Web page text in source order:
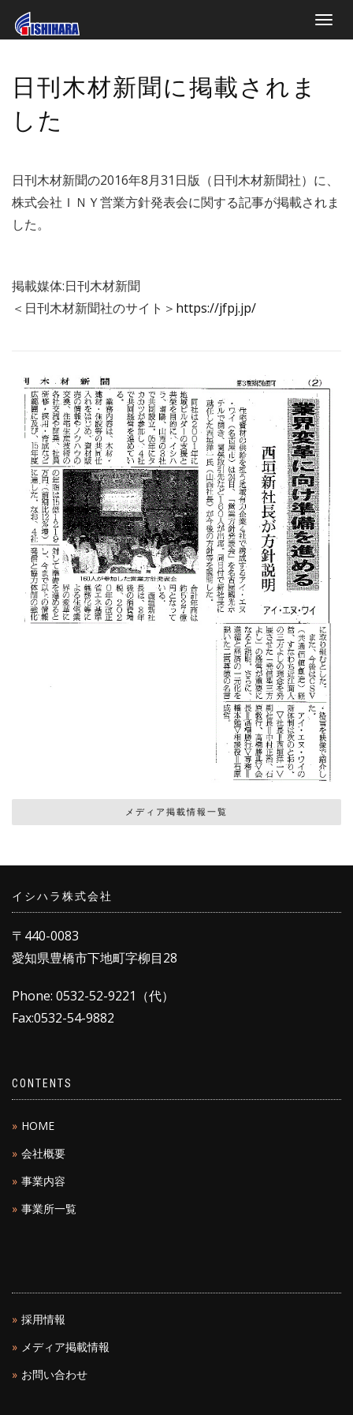
Toggle
日刊木材新聞に掲載されま
した
日刊木材新聞の2016年8月31日版（日刊木材新聞社）に、
株式会社ＩＮＹ営業方針発表会に関する記事が掲載されま
した。
掲載媒体:日刊木材新聞
＜日刊木材新聞社のサイト＞ https://jfpj.jp/
メディア掲載情報一覧
イシハラ株式会社
〒440-0083
愛知県豊橋市下地町字柳目28
Phone: 0532-52-9221（代）
Fax:0532-54-9882
CONTENTS
HOME
会社概要
事業内容
事業所一覧
採用情報
メディア掲載情報
お問い合わせ